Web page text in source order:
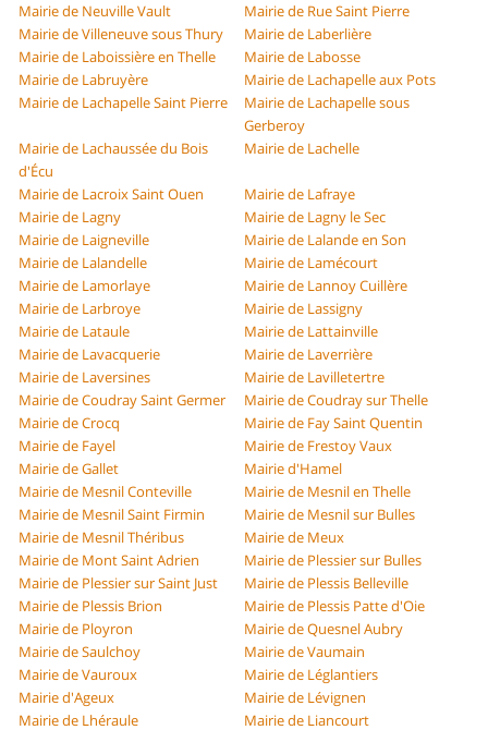
Mairie de Neuville Vault
Mairie de Rue Saint Pierre
Mairie de Villeneuve sous Thury
Mairie de Laberlière
Mairie de Laboissière en Thelle
Mairie de Labosse
Mairie de Labruyère
Mairie de Lachapelle aux Pots
Mairie de Lachapelle Saint Pierre
Mairie de Lachapelle sous
Gerberoy
Mairie de Lachaussée du Bois
d'Écu
Mairie de Lachelle
Mairie de Lacroix Saint Ouen
Mairie de Lafraye
Mairie de Lagny
Mairie de Lagny le Sec
Mairie de Laigneville
Mairie de Lalande en Son
Mairie de Lalandelle
Mairie de Lamécourt
Mairie de Lamorlaye
Mairie de Lannoy Cuillère
Mairie de Larbroye
Mairie de Lassigny
Mairie de Lataule
Mairie de Lattainville
Mairie de Lavacquerie
Mairie de Laverrière
Mairie de Laversines
Mairie de Lavilletertre
Mairie de Coudray Saint Germer
Mairie de Coudray sur Thelle
Mairie de Crocq
Mairie de Fay Saint Quentin
Mairie de Fayel
Mairie de Frestoy Vaux
Mairie de Gallet
Mairie d'Hamel
Mairie de Mesnil Conteville
Mairie de Mesnil en Thelle
Mairie de Mesnil Saint Firmin
Mairie de Mesnil sur Bulles
Mairie de Mesnil Théribus
Mairie de Meux
Mairie de Mont Saint Adrien
Mairie de Plessier sur Bulles
Mairie de Plessier sur Saint Just
Mairie de Plessis Belleville
Mairie de Plessis Brion
Mairie de Plessis Patte d'Oie
Mairie de Ployron
Mairie de Quesnel Aubry
Mairie de Saulchoy
Mairie de Vaumain
Mairie de Vauroux
Mairie de Léglantiers
Mairie d'Ageux
Mairie de Lévignen
Mairie de Lhéraule
Mairie de Liancourt